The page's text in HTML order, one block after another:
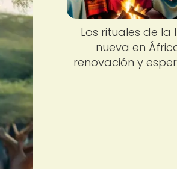
Los rituales de la
nueva en
renovación y